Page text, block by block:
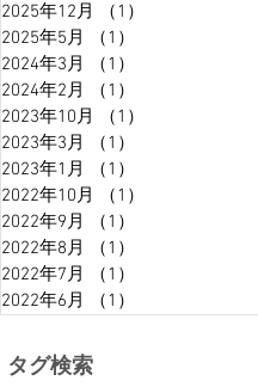
2025年12月 （1）
2025年5月
（1）
2024年3月
（1）
2024年2月
（1）
2023年10月
（1）
2023年3月
（1）
2023年1月
（1）
2022年10月
（1）
2022年9月
（1）
2022年8月
（1）
2022年7月
（1）
2022年6月
（1）
タグ検索